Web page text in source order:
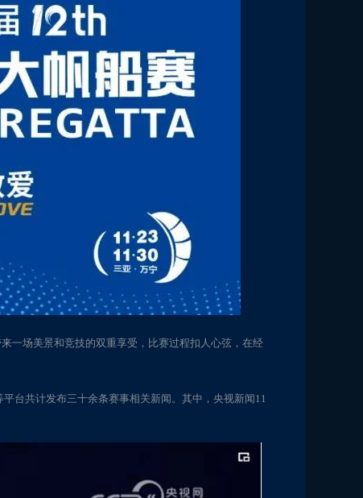
一场美景和竞技的双重享受，比赛过程扣人心弦，在经
台共计发布三十余条赛事相关新闻。其中，央视新闻11